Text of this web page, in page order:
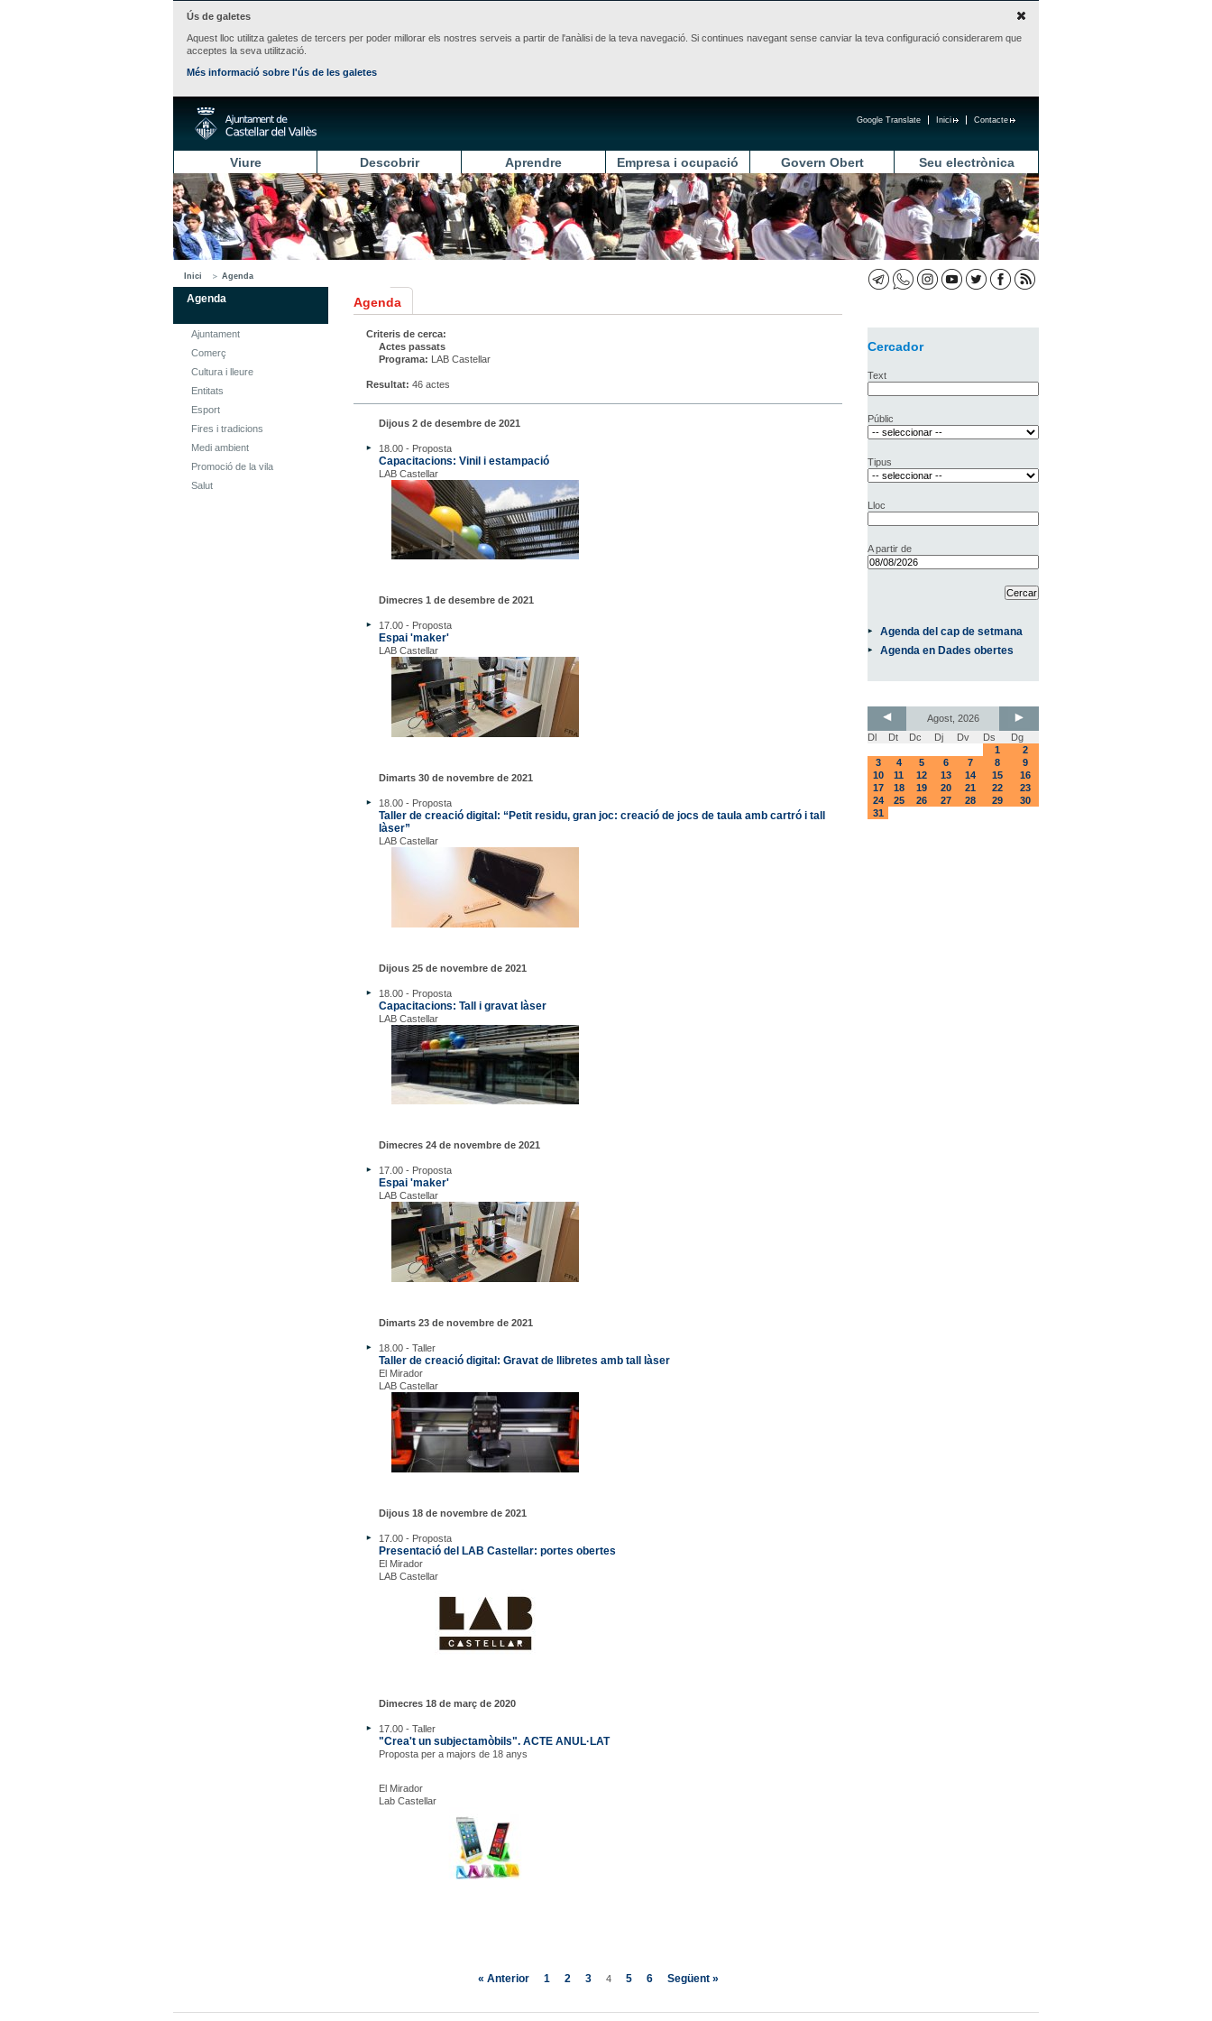
Ús de galetes
Aquest lloc utilitza galetes de tercers per poder millorar els nostres serveis a partir de l'anàlisi de la teva navegació. Si continues navegant sense canviar la teva configuració considerarem que
acceptes la seva utilització.
Més informació sobre l'ús de les galetes
Contacte
Inici
Google Translate
Viure Descobrir Aprendre Empresa i ocupació Govern Obert Seu electrònica
Inici Agenda
Agenda
Ajuntament
Comerç
Cultura i lleure
Entitats
Esport
Fires i tradicions
Medi ambient
Promoció de la vila
Salut
Agenda
Criteris de cerca:
Actes passats
Programa: LAB Castellar
Resultat: 46 actes
Dijous 2 de desembre de 2021
18.00 - Proposta
Capacitacions: Vinil i estampació
LAB Castellar
Dimecres 1 de desembre de 2021
17.00 - Proposta
Espai 'maker'
LAB Castellar
Dimarts 30 de novembre de 2021
18.00 - Proposta
Taller de creació digital: “Petit residu, gran joc: creació de jocs de taula amb cartró i tall
làser”
LAB Castellar
Dijous 25 de novembre de 2021
18.00 - Proposta
Capacitacions: Tall i gravat làser
LAB Castellar
Dimecres 24 de novembre de 2021
17.00 - Proposta
Espai 'maker'
LAB Castellar
Dimarts 23 de novembre de 2021
18.00 - Taller
Taller de creació digital: Gravat de llibretes amb tall làser
El Mirador
LAB Castellar
Dijous 18 de novembre de 2021
17.00 - Proposta
Presentació del LAB Castellar: portes obertes
El Mirador
LAB Castellar
Dimecres 18 de març de 2020
17.00 - Taller
"Crea't un subjectamòbils". ACTE ANUL·LAT
Proposta per a majors de 18 anys
El Mirador
Lab Castellar
« Anterior 1 2 3 4 5 6 Següent »
Cercador
Text
Públic
Tipus
Lloc
A partir de
Agenda del cap de setmana
Agenda en Dades obertes
Agost, 2026
Dl
Dt Dc Dj Dv Ds
Dg
1
2
3
4 5 6 7 8
9
10
11 12 13 14 15
16
17
18 19 20 21 22
23
24
25 26 27 28 29
30
31